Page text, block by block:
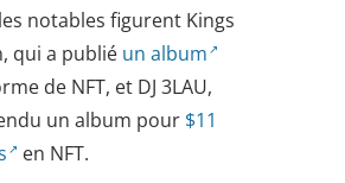
notables figurent Kings
qui a publié un album
de NFT, et DJ 3LAU,
un album pour $11
en NFT.